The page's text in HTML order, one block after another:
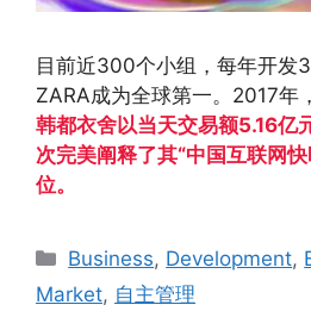
目前近300个小组，每年开发
ZARA成为全球第一。2017年
韩都衣舍以当天交易额5.16亿
次完美阐释了其“中国互联网
位。
Business, Development,
Market, 自主管理